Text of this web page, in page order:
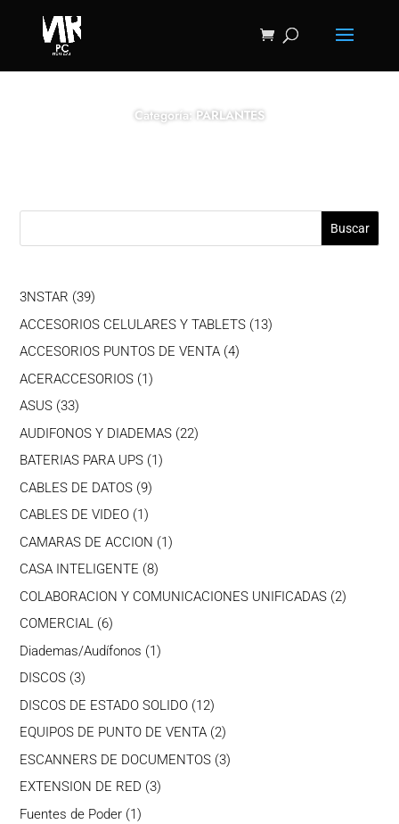
Categoría: PARLANTES
Buscar
3NSTAR 3939
productos
ACCESORIOS CELULARES Y TABLETS 1313
ACCESORIOS PUNTOS DE VENTA 44
ACERACCESORIOS 11
ASUS 3333
productos
AUDIFONOS Y DIADEMAS 2222
BATERIAS PARA UPS 1 1
CABLES DE DATOS 99
CABLES DE VIDEO 1 1
producto
CAMARAS DE ACCION 11
CASA INTELIGENTE 88
productos
COLABORACION Y COMUNICACIONES UNIFICADAS 22
COMERCIAL 66
productos
Diademas/Audífonos 11
DISCOS 33
productos
DISCOS DE ESTADO SOLIDO 1212
productos
EQUIPOS DE PUNTO DE VENTA 22
productos
ESCANNERS DE DOCUMENTOS 33
EXTENSION DE RED 33
Fuentes de Poder 11